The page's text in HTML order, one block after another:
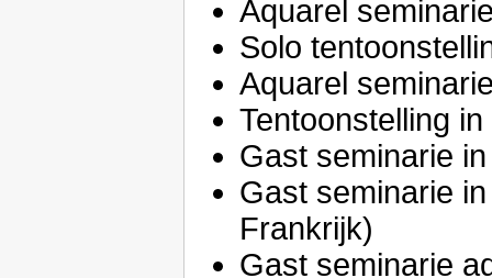
Aquarel
Solo
Aquarel
Tentoonstelling in
Gast seminarie
Gast seminarie
Frankrijk)
Gast seminarie